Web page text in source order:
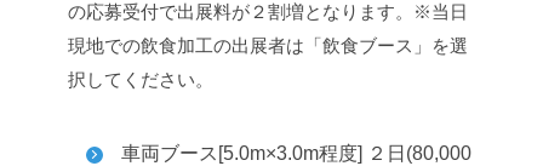
の応募受付で出展料が２割増となります。
※当日
現地での飲食加工の出展者は「飲食ブース」を選
択してください。
車両ブース[5.0m×3.0m程度] ２日(80,000